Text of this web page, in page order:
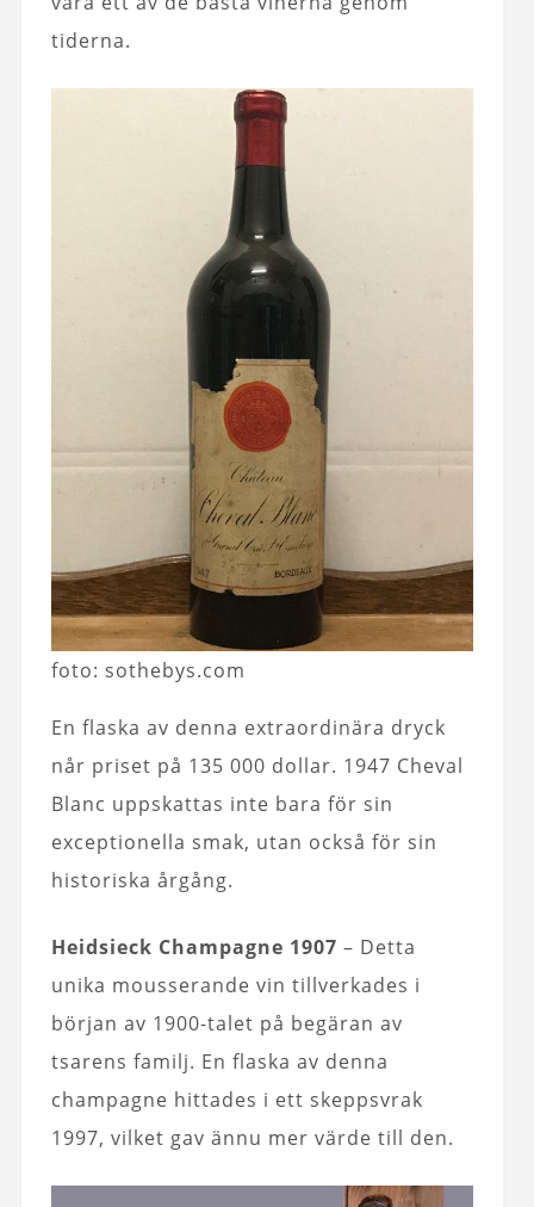
tiderna.
foto: sothebys.com
En flaska av denna extraordinära dryck
når priset på 135 000 dollar. 1947 Cheval
Blanc uppskattas inte bara för sin
exceptionella smak, utan också för sin
historiska årgång.
Heidsieck Champagne 1907 – Detta
unika mousserande vin tillverkades i
början av 1900-talet på begäran av
tsarens familj. En flaska av denna
champagne hittades i ett skeppsvrak
1997, vilket gav ännu mer värde till den.